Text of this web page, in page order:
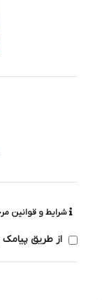
شرایط و قوانین
از طریق پیامک